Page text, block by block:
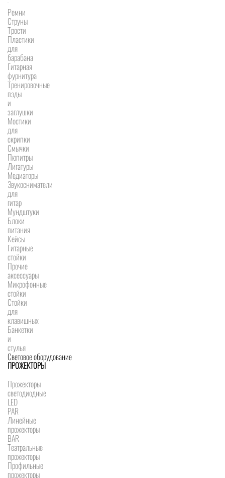
Ремни
Струны
Трости
Пластики
для
барабана
Гитарная
фурнитура
Тренировочные
пэды
и
заглушки
Мостики
для
скрипки
Смычки
Пюпитры
Лигатуры
Медиаторы
Звукосниматели
для
гитар
Мундштуки
Блоки
питания
Кейсы
Гитарные
стойки
Прочие
аксессуары
Микрофонные
стойки
Стойки
для
клавишных
Банкетки
и
стулья
Световое оборудование
ПРОЖЕКТОРЫ
Прожекторы
светодиодные
LED
PAR
Линейные
прожекторы
BAR
Театральные
прожекторы
Профильные
прожекторы